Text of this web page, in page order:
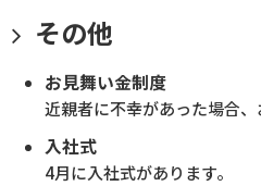
その他
お見舞い金制度
近親者に不幸があった場合、
入社式
4月に入社式があります。